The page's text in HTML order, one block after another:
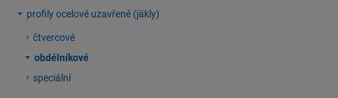
profily ocelové uzavřené (jäkly)
čtvercové
obdélníkové
speciální